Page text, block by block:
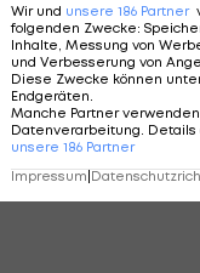
Wir und unsere 186 Partner
folgenden Zwecke:
Inhalte, Messung von
und Verbesserung von
Diese Zwecke können
Endgeräten
Manche Partner
Datenverarbeitung. Details
unsere 186 Partner
Impressum|